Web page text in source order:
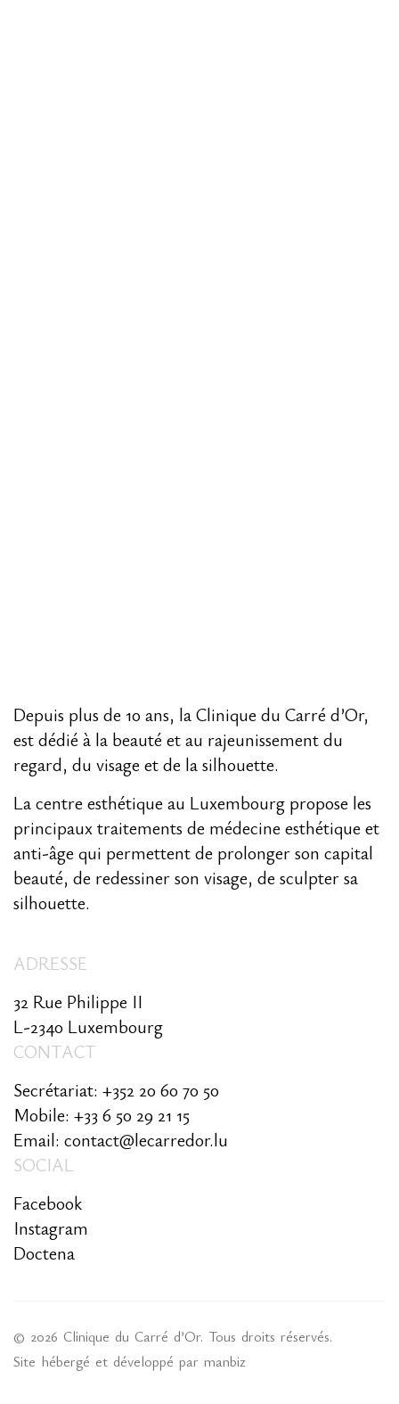
Depuis plus de 10 ans, la Clinique du Carré d’Or,
est dédié à la beauté et au rajeunissement du
regard, du visage et de la silhouette.
La centre esthétique au Luxembourg propose les
principaux traitements de médecine esthétique et
anti-âge qui permettent de prolonger son capital
beauté, de redessiner son visage, de sculpter sa
silhouette.
ADRESSE
32 Rue Philippe II
L-2340 Luxembourg
CONTACT
Secrétariat: +352 20 60 70 50
Mobile: +33 6 50 29 21 15
Email: contact@lecarredor.lu
SOCIAL
Facebook
Instagram
Doctena
© 2026 Clinique du Carré d’Or. Tous droits réservés.
Site hébergé et développé par manbiz